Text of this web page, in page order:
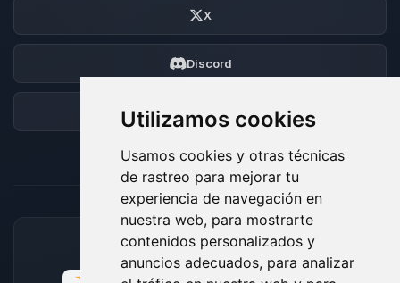
Utilizamos cookies
Usamos cookies y otras técnicas
de rastreo para mejorar tu
experiencia de navegación en
nuestra web, para mostrarte
contenidos personalizados y
anuncios adecuados, para analizar
X
Discord
Foro
MÉTODOS DE PAGO ACEPTADOS